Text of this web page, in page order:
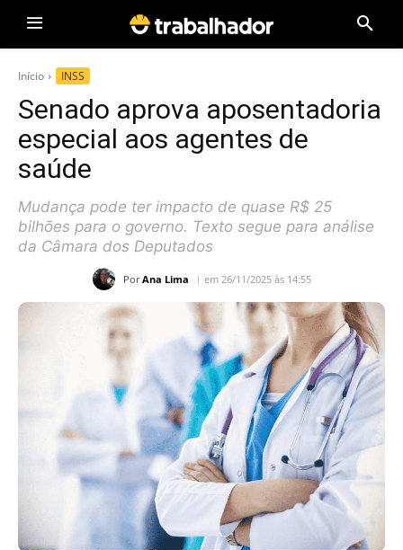
Início INSS
Senado aprova aposentadoria
especial aos agentes de
saúde
Mudança pode ter impacto de quase R$ 25
bilhões para o governo. Texto segue para análise
da Câmara dos Deputados
Por Ana Lima em 26/11/2025 às 14:55